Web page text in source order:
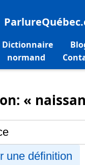
Dictionnaire
normand
«
une définition